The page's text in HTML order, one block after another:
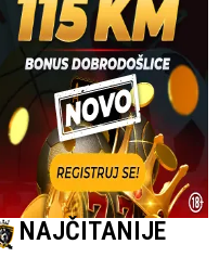
NAJČITANIJE